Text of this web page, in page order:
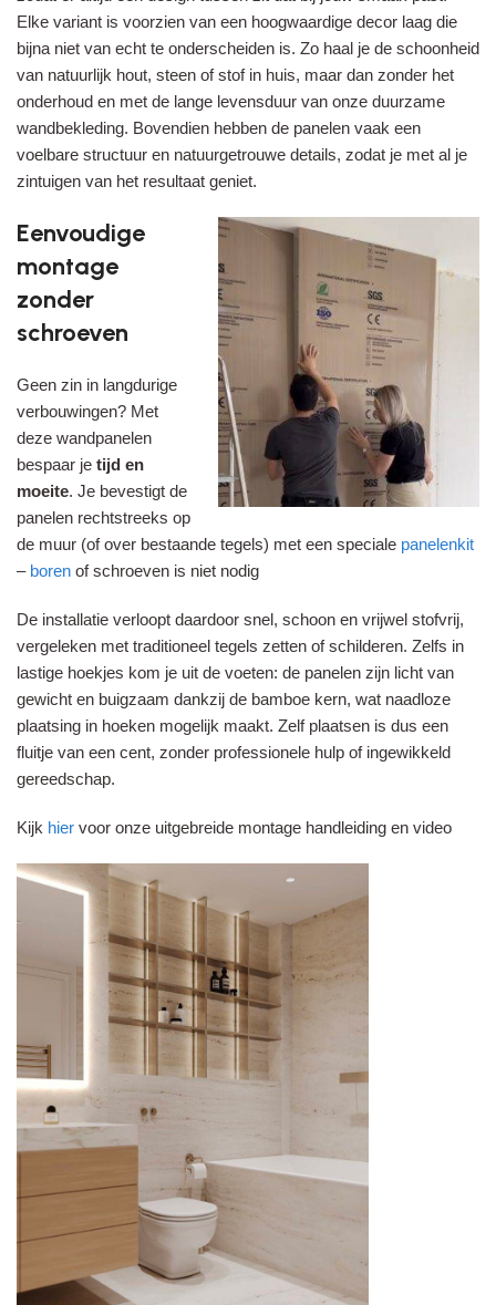
Elke variant is voorzien van een hoogwaardige decor laag die
bijna niet van echt te onderscheiden is. Zo haal je de schoonheid
van natuurlijk hout, steen of stof in huis, maar dan zonder het
onderhoud en met de lange levensduur van onze duurzame
wandbekleding. Bovendien hebben de panelen vaak een
voelbare structuur en natuurgetrouwe details, zodat je met al je
zintuigen van het resultaat geniet.
Eenvoudige
montage
zonder
schroeven
Geen zin in langdurige
verbouwingen? Met
deze wandpanelen
bespaar je tijd en
moeite. Je bevestigt de
panelen rechtstreeks op
de muur (of over bestaande tegels) met een speciale panelenkit
– boren of schroeven is niet nodig
De installatie verloopt daardoor snel, schoon en vrijwel stofvrij,
vergeleken met traditioneel tegels zetten of schilderen. Zelfs in
lastige hoekjes kom je uit de voeten: de panelen zijn licht van
gewicht en buigzaam dankzij de bamboe kern, wat naadloze
plaatsing in hoeken mogelijk maakt. Zelf plaatsen is dus een
fluitje van een cent, zonder professionele hulp of ingewikkeld
gereedschap.
Kijk hier voor onze uitgebreide montage handleiding en video